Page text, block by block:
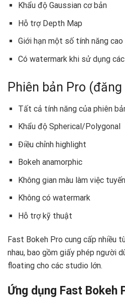
Khẩu độ Gaussian cơ bản
Hỗ trợ Depth Map
Giới hạn một số tính năng cao
Có watermark khi sử dụng
Phiên bản Pro (đăng
Tất cả tính năng của phiên
Khẩu độ Spherical/Polygonal
Điều chỉnh highlight
Bokeh anamorphic
Không gian màu làm việc
Không có watermark
Hỗ trợ kỹ thuật
Fast Bokeh Pro cung cấp nhiều
nhau, bao gồm giấy phép người
floating cho các studio lớn.
Ứng dụng Fast Bokeh